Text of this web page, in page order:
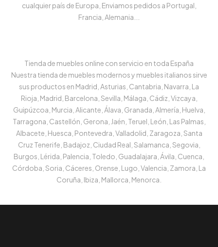
cualquier país de Europa, Enviamos pedidos a Portugal,
Francia, Alemania...
Tienda de muebles online con servicio en toda España
Nuestra tienda de muebles modernos y muebles italianos sirve
sus productos en Madrid, Asturias, Cantabria, Navarra, La
Rioja, Madrid, Barcelona, Sevilla, Málaga, Cádiz, Vizcaya,
Guipúzcoa, Murcia, Alicante, Álava, Granada, Almería, Huelva,
Tarragona, Castellón, Gerona, Jaén, Teruel, León, Las Palmas,
Albacete, Huesca, Pontevedra, Valladolid, Zaragoza, Santa
Cruz Tenerife, Badajoz, Ciudad Real, Salamanca, Segovia,
Burgos, Lérida, Palencia, Toledo, Guadalajara, Ávila, Cuenca,
Córdoba, Soria, Cáceres, Orense, Lugo, Valencia, Zamora, La
Coruña, Ibiza, Mallorca, Menorca.